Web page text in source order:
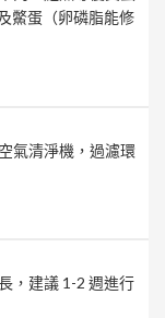
鱉蛋（卵磷脂能修
氣清淨機，過濾環
，建議 1-2 週進行